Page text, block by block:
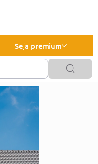
Seja premium